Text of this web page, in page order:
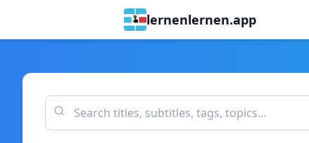
lernenlernen.app